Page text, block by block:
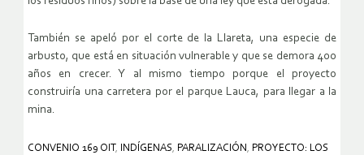
También se apeló por el corte de la Llareta, una especie de
arbusto, que está en situación vulnerable y que se demora 400
años en crecer. Y al mismo tiempo porque el proyecto
construiría una carretera por el parque Lauca, para llegar a la
mina.
CONVENIO 169 OIT , INDÍGENAS, PARALIZACIÓN , PROYECTO: LOS